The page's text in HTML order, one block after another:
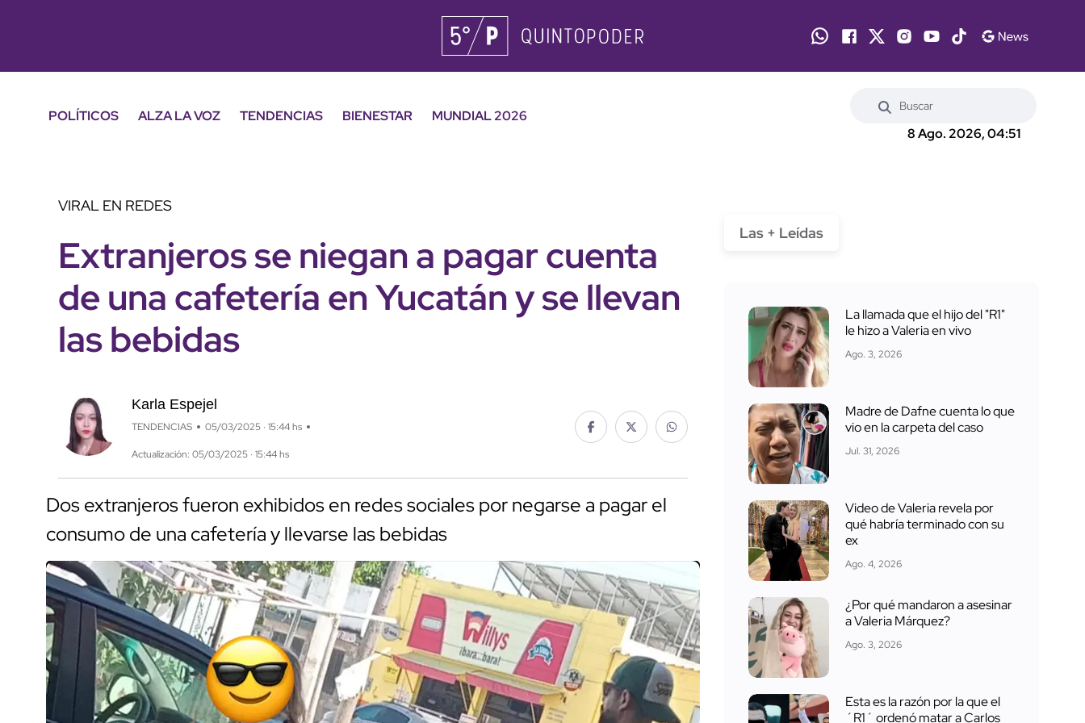
POLÍTICOS ALZA LA VOZ TENDENCIAS BIENESTAR
MUNDIAL 2026
8 Ago. 2026, 04:51
VIRAL EN REDES
Extranjeros se niegan a pagar cuenta
de una cafetería en Yucatán y se llevan
las bebidas
Karla Espejel
TENDENCIAS 05/03/2025 · 15:44 hs
Actualización: 05/03/2025 · 15:44 hs
Dos extranjeros fueron exhibidos en redes sociales por negarse a pagar el
consumo de una cafetería y llevarse las bebidas
Las + Leídas
La llamada que el hijo del "R1"
le hizo a Valeria en vivo
Ago. 3, 2026
Madre de Dafne cuenta lo que
vio en la carpeta del caso
Jul. 31, 2026
Video de Valeria revela por
qué habría terminado con su
ex
Ago. 4, 2026
¿Por qué mandaron a asesinar
a Valeria Márquez?
Ago. 3, 2026
Esta es la razón por la que el
´R1´ ordenó matar a Carlos